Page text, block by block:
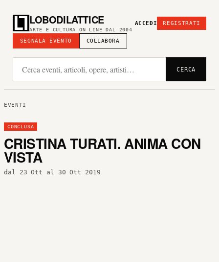
LOBODILATTICE
ARTE E CULTURA ON LINE DAL 2004
SEGNALA EVENTO COLLABORA
ACCEDI REGISTRATI
CERCA
EVENTI
CONCLUSA
CRISTINA TURATI. ANIMA CON
VISTA
dal 23 Ott al 30 Ott 2019